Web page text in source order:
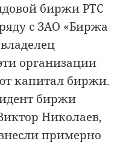
биржи РТС
с ЗАО «Биржа
организации
капитал биржи.
биржи
Николаев,
примерно